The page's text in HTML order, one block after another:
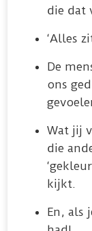
die dat
‘Alles
De
ons
Wat jij
die
kijkt.
En, als